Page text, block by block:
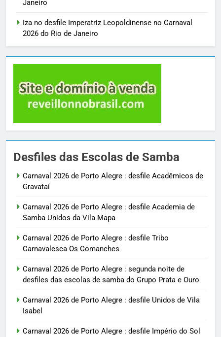
Janeiro
Iza no desfile Imperatriz Leopoldinense no Carnaval
2026 do Rio de Janeiro
Desfiles das Escolas de Samba
Carnaval 2026 de Porto Alegre : desfile Acadêmicos de
Gravataí
Carnaval 2026 de Porto Alegre : desfile Academia de
Samba Unidos da Vila Mapa
Carnaval 2026 de Porto Alegre : desfile Tribo
Carnavalesca Os Comanches
Carnaval 2026 de Porto Alegre : segunda noite de
desfiles das escolas de samba do Grupo Prata e Ouro
Carnaval 2026 de Porto Alegre : desfile Unidos de Vila
Isabel
Carnaval 2026 de Porto Alegre : desfile Império do Sol